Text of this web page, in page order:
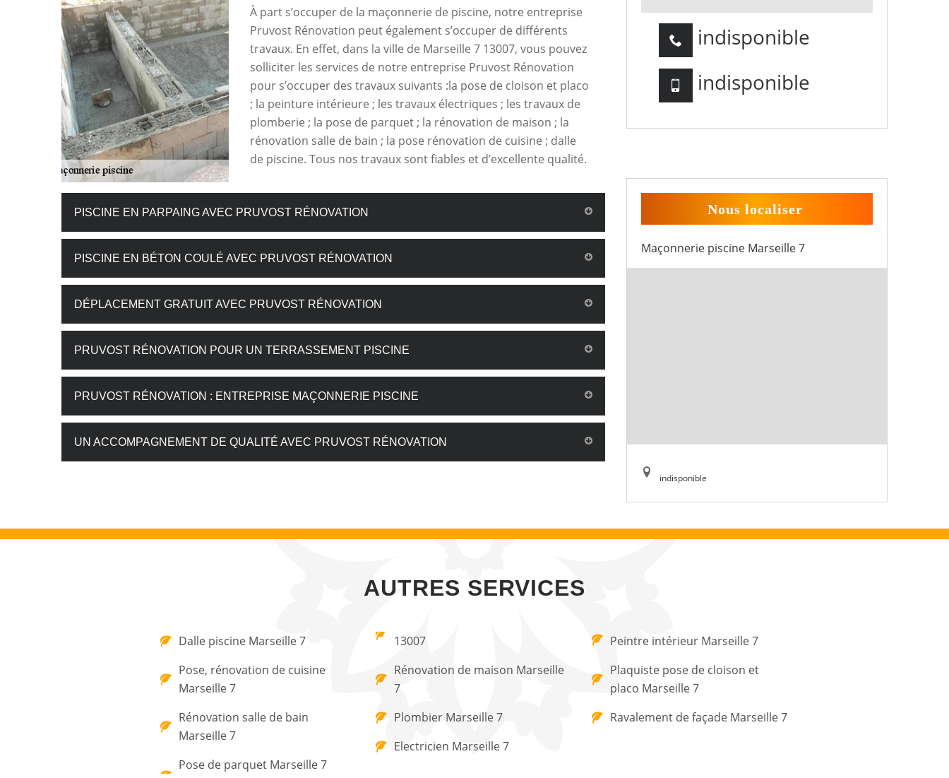
À part s’occuper de la maçonnerie de piscine, notre entreprise
Pruvost Rénovation peut également s’occuper de différents
travaux. En effet, dans la ville de Marseille 7 13007, vous pouvez
solliciter les services de notre entreprise Pruvost Rénovation
pour s’occuper des travaux suivants :la pose de cloison et placo
; la peinture intérieure ; les travaux électriques ; les travaux de
plomberie ; la pose de parquet ; la rénovation de maison ; la
rénovation salle de bain ; la pose rénovation de cuisine ; dalle
de piscine. Tous nos travaux sont fiables et d’excellente qualité.
PISCINE EN PARPAING AVEC PRUVOST RÉNOVATION
PISCINE EN BÉTON COULÉ AVEC PRUVOST RÉNOVATION
DÉPLACEMENT GRATUIT AVEC PRUVOST RÉNOVATION
PRUVOST RÉNOVATION POUR UN TERRASSEMENT PISCINE
PRUVOST RÉNOVATION : ENTREPRISE MAÇONNERIE PISCINE
UN ACCOMPAGNEMENT DE QUALITÉ AVEC PRUVOST RÉNOVATION
indisponible
indisponible
Nous localiser
Maçonnerie piscine Marseille 7
indisponible
AUTRES SERVICES
Dalle piscine Marseille 7
Pose, rénovation de cuisine
Marseille 7
Rénovation salle de bain
Marseille 7
Pose de parquet Marseille 7
13007
Rénovation de maison Marseille
7
Plombier Marseille 7
Electricien Marseille 7
Peintre intérieur Marseille 7
Plaquiste pose de cloison et
placo Marseille 7
Ravalement de façade Marseille 7